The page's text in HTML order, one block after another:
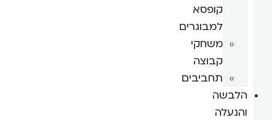
קופסא
למבוגרים
משחקי
קבוצה
תחביבים
הלבשה
והנעלה